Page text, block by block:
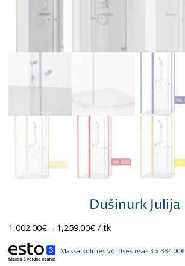
Dušinurk Julija
1,002.00€ – 1,259.00€Hinnavahemik:
kuni
/ tk
Maksa kolmes võrdses osas 3 x 334.00€